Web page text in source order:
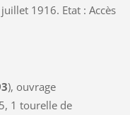
1916. Etat : Accès
), ouvrage
1 tourelle de